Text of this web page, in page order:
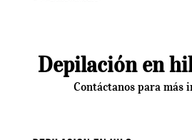
Depilación en
Contáctanos para más